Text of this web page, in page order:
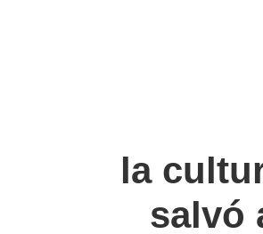
la
salvó